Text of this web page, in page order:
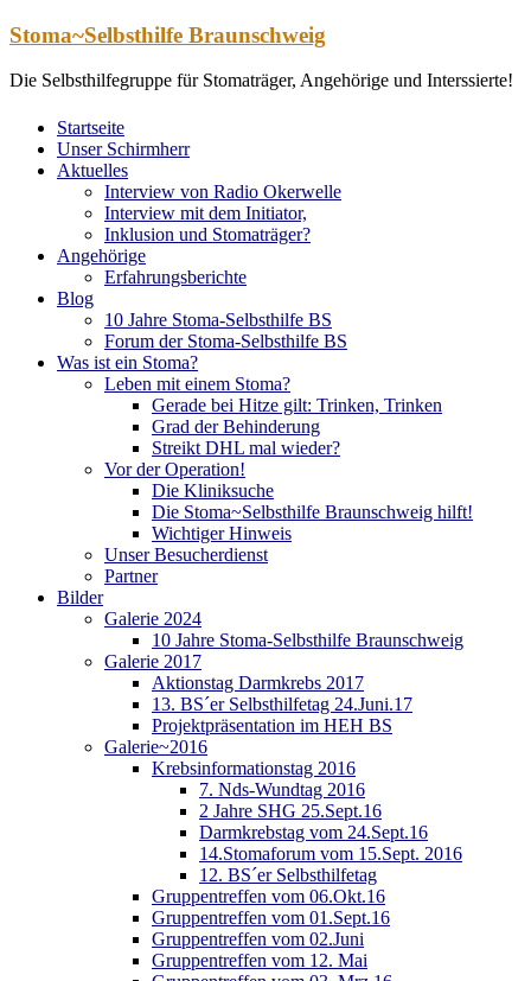
Zum
springen
Stoma~Selbsthilfe Braunschweig
Die Selbsthilfegruppe für Stomaträger, Angehörige und Interssierte!
Startseite
Unser Schirmherr
Aktuelles
Interview von Radio Okerwelle
Interview mit dem Initiator,
Inklusion und Stomaträger?
Angehörige
Erfahrungsberichte
Blog
10 Jahre Stoma-Selbsthilfe BS
Forum der Stoma-Selbsthilfe BS
Was ist ein Stoma?
Leben mit einem Stoma?
Gerade bei Hitze gilt: Trinken, Trinken
Grad der Behinderung
Streikt DHL mal wieder?
Vor der Operation!
Die Kliniksuche
Die Stoma~Selbsthilfe Braunschweig hilft!
Wichtiger Hinweis
Unser Besucherdienst
Partner
Bilder
Galerie 2024
10 Jahre Stoma-Selbsthilfe Braunschweig
Galerie 2017
Aktionstag Darmkrebs 2017
13. BS´er Selbsthilfetag 24.Juni.17
Projektpräsentation im HEH BS
Galerie~2016
Krebsinformationstag 2016
7. Nds-Wundtag 2016
2 Jahre SHG 25.Sept.16
Darmkrebstag vom 24.Sept.16
14.Stomaforum vom 15.Sept. 2016
12. BS´er Selbsthilfetag
Gruppentreffen vom 06.Okt.16
Gruppentreffen vom 01.Sept.16
Gruppentreffen vom 02.Juni
Gruppentreffen vom 12. Mai